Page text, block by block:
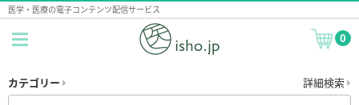
医学・医療の電子コンテンツ配信サービス
0
カテゴリー 詳細検索